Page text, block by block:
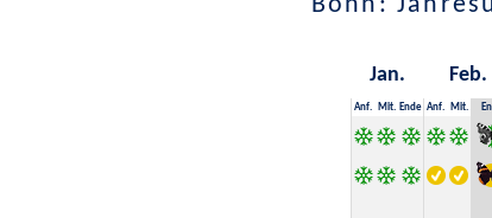
Jan. Feb.
Anf. Mit. Ende Anf. Mit.